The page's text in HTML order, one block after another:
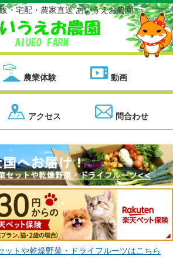
・宅配・農家直送 あいうえお農園
農業体験 動画
アクセス 問合わせ
ットや乾燥野菜・ドライフルーツはこちら